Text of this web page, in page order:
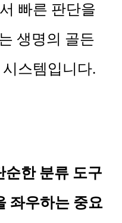
빠른 판단을
생명의 골든
스템입니다.
순한 분류 도구
좌우하는 중요